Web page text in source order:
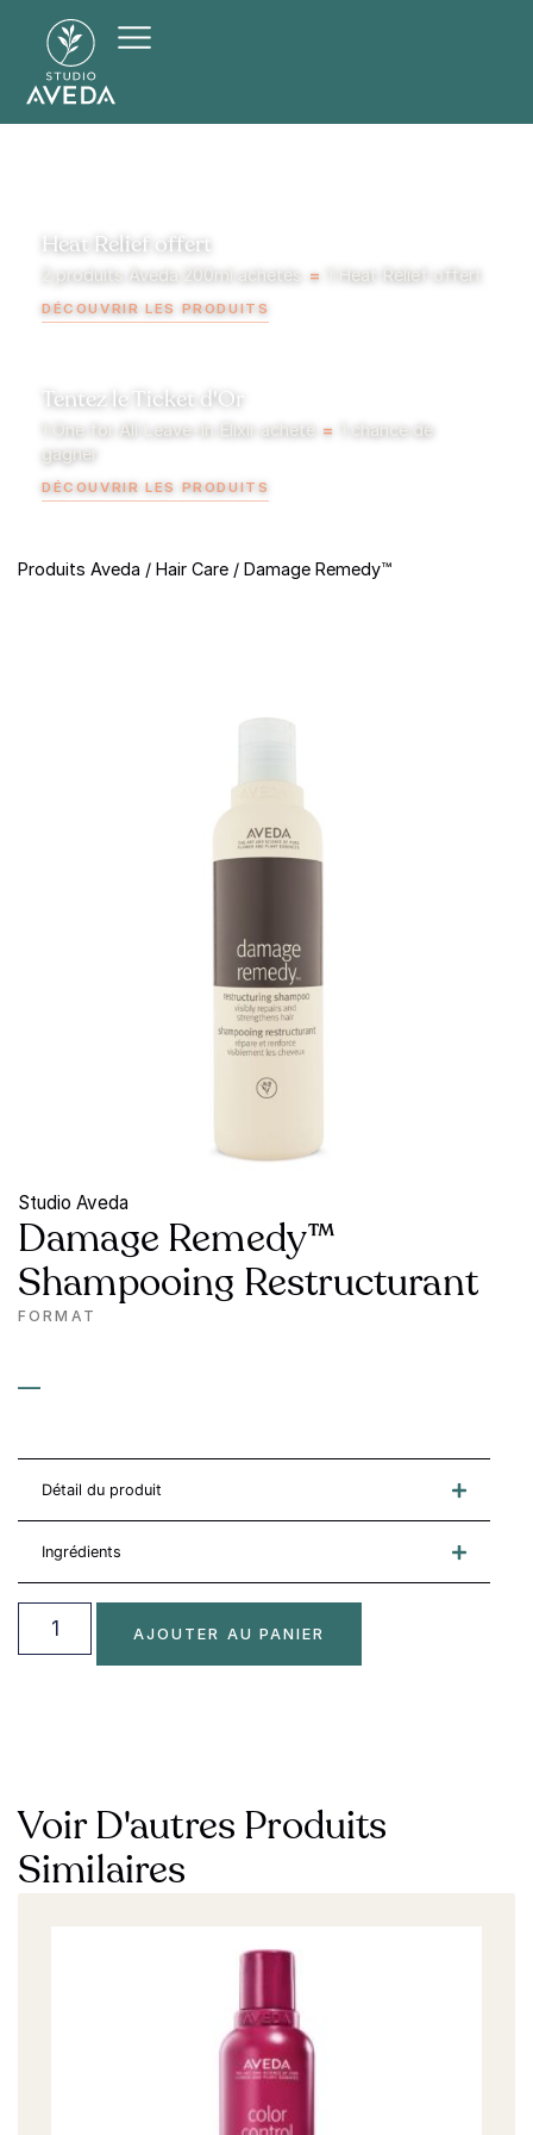
Heat Relief offert
2 produits Aveda 200ml achetés = 1 Heat Relief offert
DÉCOUVRIR LES PRODUITS
Tentez le Ticket d'Or
1 One for All Leave-In Elixir acheté =
1 chance de
gagner
DÉCOUVRIR LES PRODUITS
Produits Aveda / Hair Care / Damage Remedy™
Studio Aveda
Damage Remedy™
Shampooing Restructurant
FORMAT
—
Détail du produit
Ingrédients
AJOUTER AU PANIER
Voir D'autres Produits
Similaires